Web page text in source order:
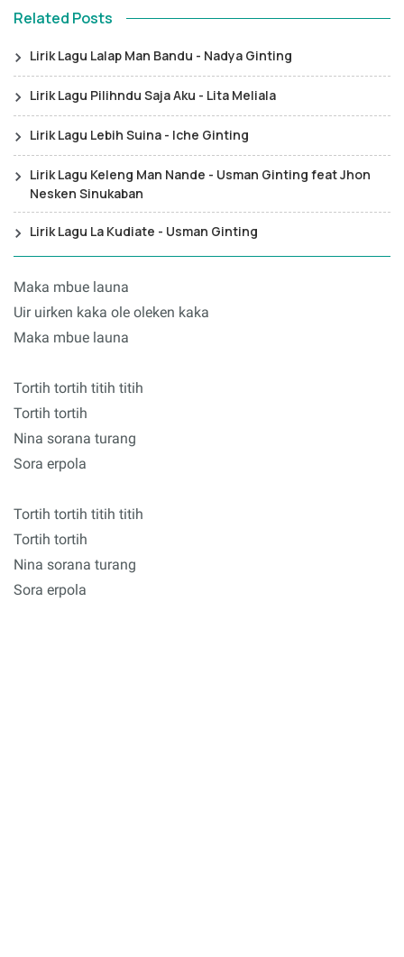
Related Posts
Lirik Lagu Lalap Man Bandu - Nadya Ginting
Lirik Lagu Pilihndu Saja Aku - Lita Meliala
Lirik Lagu Lebih Suina - Iche Ginting
Lirik Lagu Keleng Man Nande - Usman Ginting feat Jhon
Nesken Sinukaban
Lirik Lagu La Kudiate - Usman Ginting
Maka mbue launa
Uir uirken kaka ole oleken kaka
Maka mbue launa
Tortih tortih titih titih
Tortih tortih
Nina sorana turang
Sora erpola
Tortih tortih titih titih
Tortih tortih
Nina sorana turang
Sora erpola